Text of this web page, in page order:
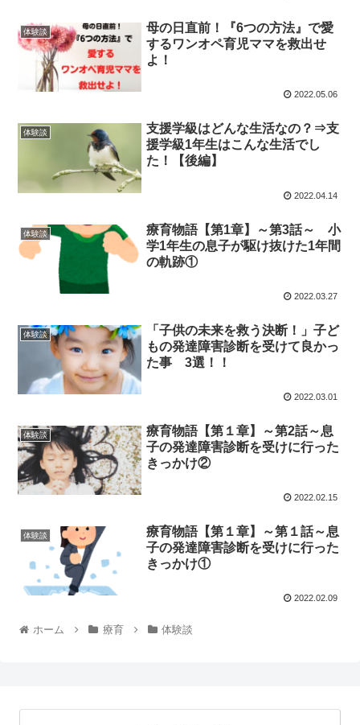
体験談
母の日直前！『6つの方法』で愛
するワンオペ育児ママを救出せ
よ！
2022.05.06
体験談
支援学級はどんな生活なの？⇒支
援学級1年生はこんな生活でし
た！【後編】
2022.04.14
体験談
療育物語【第1章】～第3話～ 小
学1年生の息子が駆け抜けた1年間
の軌跡①
2022.03.27
体験談
「子供の未来を救う決断！」子ど
もの発達障害診断を受けて良かっ
た事 3選！！
2022.03.01
体験談
療育物語【第１章】～第2話～息
子の発達障害診断を受けに行った
きっかけ②
2022.02.15
体験談
療育物語【第１章】～第１話～息
子の発達障害診断を受けに行った
きっかけ①
2022.02.09
ホーム 療育 体験談